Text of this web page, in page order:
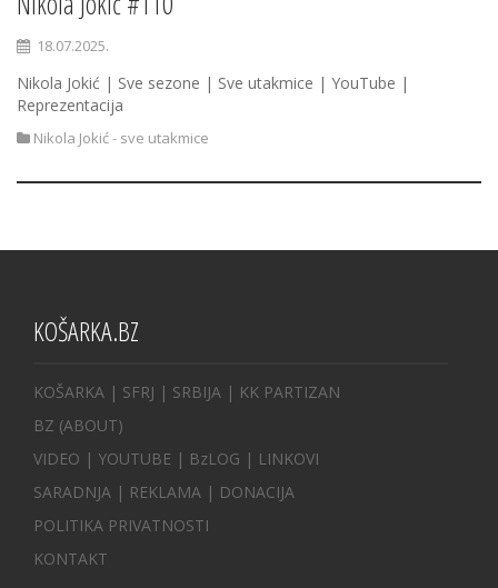
18.07.2025.
Nikola Jokić | Sve sezone | Sve utakmice | YouTube |
Reprezentacija
Nikola Jokić - sve utakmice
KOŠARKA.BZ
KOŠARKA | SFRJ | SRBIJA | KK PARTIZAN
BZ (ABOUT)
VIDEO | YOUTUBE | BzLOG | LINKOVI
SARADNJA | REKLAMA | DONACIJA
POLITIKA PRIVATNOSTI
KONTAKT